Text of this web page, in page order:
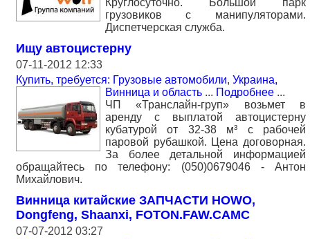
грузовиков с манипуляторами.
Диспетчерская служба.
Ищу автоцистерну
07-11-2012 12:33
Купить, требуется: Грузовые автомобили, Украина,
Винница и область ... Подробнее ...
ЧП «Транслайн-груп» возьмет в
аренду с выплатой автоцистерну
кубатурой от 32-38 м³ с рабочей
паровой рубашкой. Цена договорная.
За более детальной информацией
обращайтесь по телефону: (050)0679046 - Антон
Михайлович.
Винница китайские ЗАПЧАСТИ HOWO,
Dongfeng, Shaanxi, FOTON.FAW.CAMC
07-07-2012 03:27